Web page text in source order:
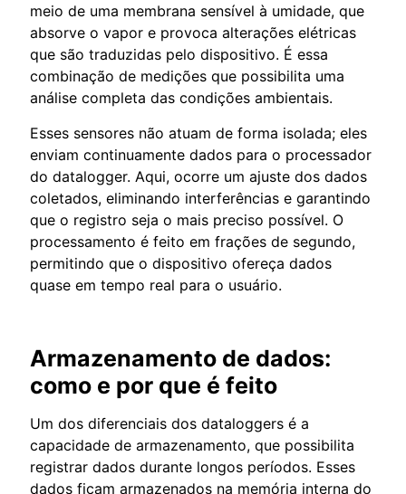
meio de uma membrana sensível à umidade, que
absorve o vapor e provoca alterações elétricas
que são traduzidas pelo dispositivo. É essa
combinação de medições que possibilita uma
análise completa das condições ambientais.
Esses sensores não atuam de forma isolada; eles
enviam continuamente dados para o processador
do datalogger. Aqui, ocorre um ajuste dos dados
coletados, eliminando interferências e garantindo
que o registro seja o mais preciso possível. O
processamento é feito em frações de segundo,
permitindo que o dispositivo ofereça dados
quase em tempo real para o usuário.
Armazenamento de dados:
como e por que é feito
Um dos diferenciais dos dataloggers é a
capacidade de armazenamento, que possibilita
registrar dados durante longos períodos. Esses
dados ficam armazenados na memória interna do